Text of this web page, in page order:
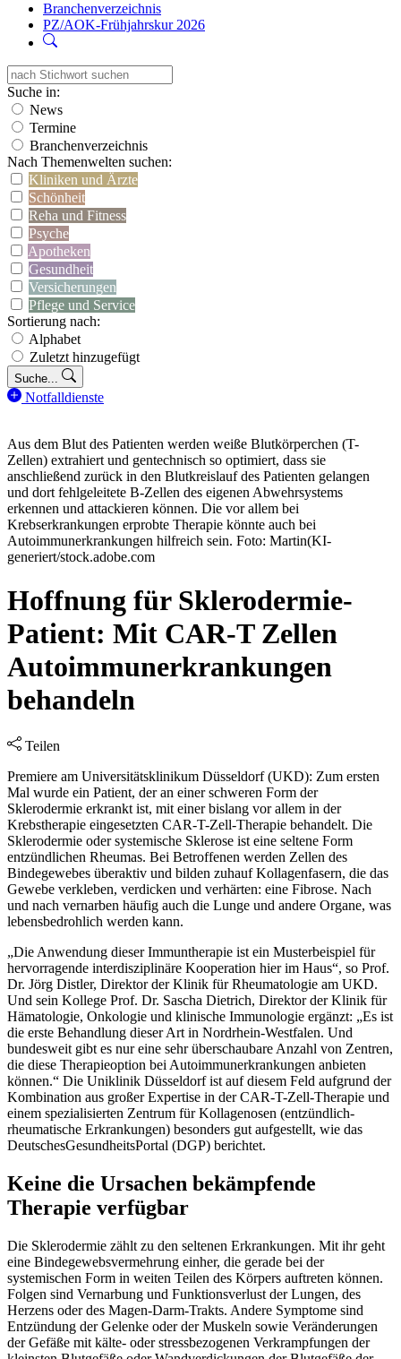
Branchenverzeichnis
PZ/AOK-Frühjahrskur 2026
Suche in:
News
Termine
Branchenverzeichnis
Nach Themenwelten suchen:
Kliniken und Ärzte
Schönheit
Reha und Fitness
Psyche
Apotheken
Gesundheit
Versicherungen
Pflege und Service
Sortierung nach:
Alphabet
Zuletzt hinzugefügt
Suche...
Notfalldienste
Aus dem Blut des Patienten werden weiße Blutkörperchen (T-
Zellen) extrahiert und gentechnisch so optimiert, dass sie
anschließend zurück in den Blutkreislauf des Patienten gelangen
und dort fehlgeleitete B-Zellen des eigenen Abwehrsystems
erkennen und attackieren können. Die vor allem bei
Krebserkrankungen erprobte Therapie könnte auch bei
Autoimmunerkrankungen hilfreich sein. Foto: Martin(KI-
generiert/stock.adobe.com
Hoffnung für Sklerodermie-
Patient: Mit CAR-T Zellen
Autoimmunerkrankungen
behandeln
Teilen
Premiere am Universitätsklinikum Düsseldorf (UKD): Zum ersten
Mal wurde ein Patient, der an einer schweren Form der
Sklerodermie erkrankt ist, mit einer bislang vor allem in der
Krebstherapie eingesetzten CAR-T-Zell-Therapie behandelt. Die
Sklerodermie oder systemische Sklerose ist eine seltene Form
entzündlichen Rheumas. Bei Betroffenen werden Zellen des
Bindegewebes überaktiv und bilden zuhauf Kollagenfasern, die das
Gewebe verkleben, verdicken und verhärten: eine Fibrose. Nach
und nach vernarben häufig auch die Lunge und andere Organe, was
lebensbedrohlich werden kann.
„Die Anwendung dieser Immuntherapie ist ein Musterbeispiel für
hervorragende interdisziplinäre Kooperation hier im Haus“, so Prof.
Dr. Jörg Distler, Direktor der Klinik für Rheumatologie am UKD.
Und sein Kollege Prof. Dr. Sascha Dietrich, Direktor der Klinik für
Hämatologie, Onkologie und klinische Immunologie ergänzt: „Es ist
die erste Behandlung dieser Art in Nordrhein-Westfalen. Und
bundesweit gibt es nur eine sehr überschaubare Anzahl von Zentren,
die diese Therapieoption bei Autoimmunerkrankungen anbieten
können.“ Die Uniklinik Düsseldorf ist auf diesem Feld aufgrund der
Kombination aus großer Expertise in der CAR-T-Zell-Therapie und
einem spezialisierten Zentrum für Kollagenosen (entzündlich-
rheumatische Erkrankungen) besonders gut aufgestellt, wie das
DeutschesGesundheitsPortal (DGP) berichtet.
Keine die Ursachen bekämpfende
Therapie verfügbar
Die Sklerodermie zählt zu den seltenen Erkrankungen. Mit ihr geht
eine Bindegewebsvermehrung einher, die gerade bei der
systemischen Form in weiten Teilen des Körpers auftreten können.
Folgen sind Vernarbung und Funktionsverlust der Lungen, des
Herzens oder des Magen-Darm-Trakts. Andere Symptome sind
Entzündung der Gelenke oder der Muskeln sowie Veränderungen
der Gefäße mit kälte- oder stressbezogenen Verkrampfungen der